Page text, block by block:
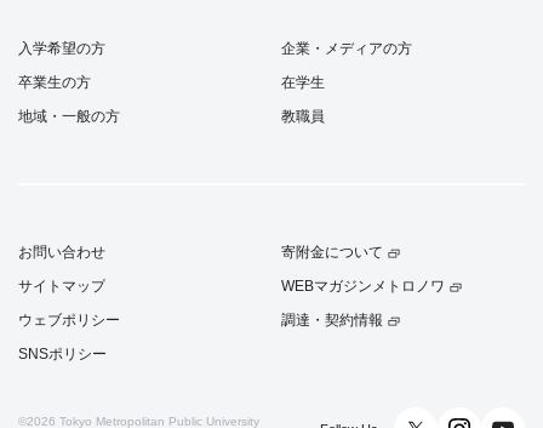
入学希望の方
卒業生の方
地域・一般の方
企業・メディアの方
在学生
教職員
お問い合わせ
サイトマップ
ウェブポリシー
SNSポリシー
寄附金について
WEBマガジンメトロノワ
調達・契約情報
©2026 Tokyo Metropolitan Public University